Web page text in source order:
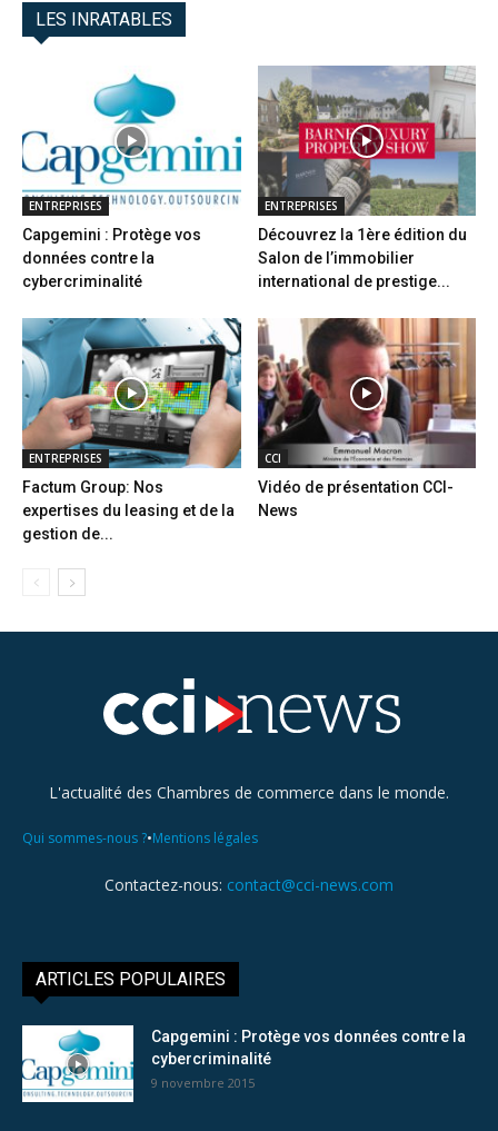
LES INRATABLES
ENTREPRISES
Capgemini : Protège vos
données contre la
cybercriminalité
ENTREPRISES
Découvrez la 1ère édition du
Salon de l’immobilier
international de prestige...
ENTREPRISES
Factum Group: Nos
expertises du leasing et de la
gestion de...
CCI
Vidéo de présentation CCI-
News
L'actualité des Chambres de commerce dans le monde.
Qui sommes-nous ?•Mentions légales
Contactez-nous: contact@cci-news.com
ARTICLES POPULAIRES
Capgemini : Protège vos données contre la
cybercriminalité
9 novembre 2015